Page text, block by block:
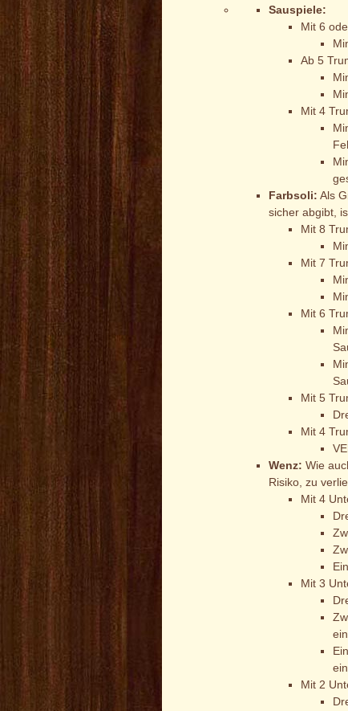
Sauspiele:
Mit 6
Ab 5
Mit 4
Farbsoli: Als
sicher abgibt,
Mit 8
Mit 7
Mit 6
Mit 5
Mit 4
Wenz: Wie
Risiko, zu
Mit 4
Mit 3
Mit 2